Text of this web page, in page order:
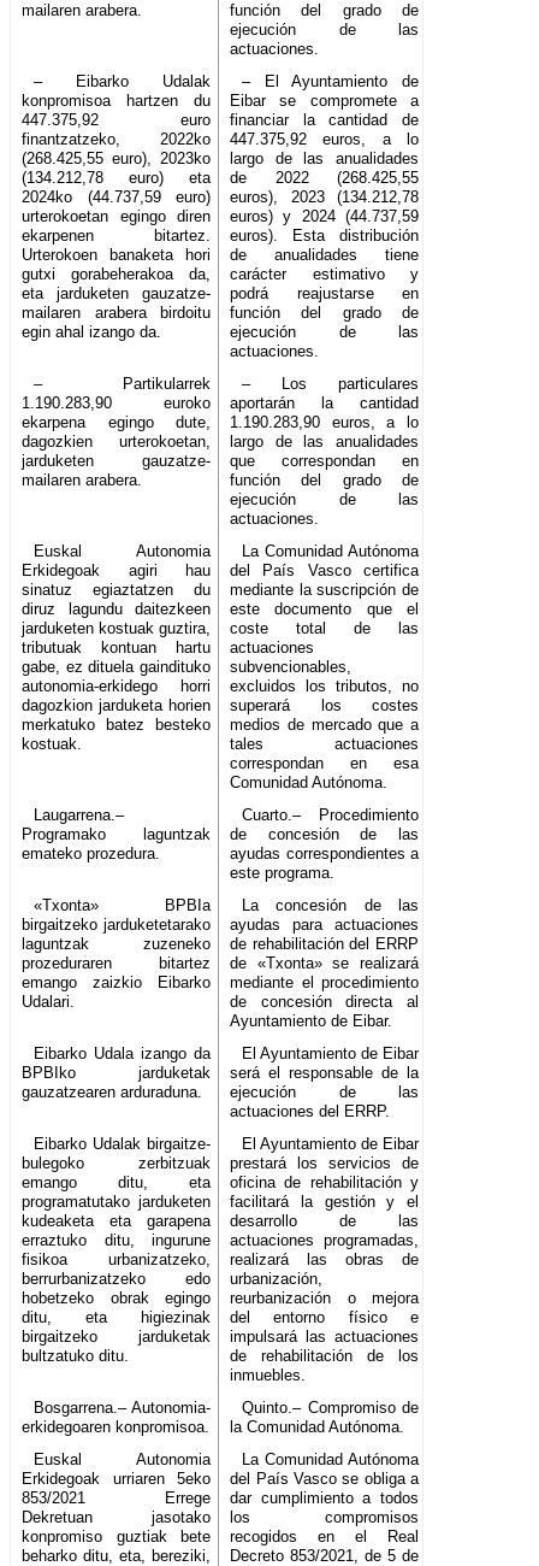
mailaren arabera.
función del grado de
ejecución de las
actuaciones.
– Eibarko Udalak
konpromisoa hartzen du
447.375,92 euro
finantzatzeko, 2022ko
(268.425,55 euro), 2023ko
(134.212,78 euro) eta
2024ko (44.737,59 euro)
urterokoetan egingo diren
ekarpenen bitartez.
Urterokoen banaketa hori
gutxi gorabeherakoa da,
eta jarduketen gauzatze-
mailaren arabera birdoitu
egin ahal izango da.
– El Ayuntamiento de
Eibar se compromete a
financiar la cantidad de
447.375,92 euros, a lo
largo de las anualidades
de 2022 (268.425,55
euros), 2023 (134.212,78
euros) y 2024 (44.737,59
euros). Esta distribución
de anualidades tiene
carácter estimativo y
podrá reajustarse en
función del grado de
ejecución de las
actuaciones.
– Partikularrek
1.190.283,90 euroko
ekarpena egingo dute,
dagozkien urterokoetan,
jarduketen gauzatze-
mailaren arabera.
– Los particulares
aportarán la cantidad
1.190.283,90 euros, a lo
largo de las anualidades
que correspondan en
función del grado de
ejecución de las
actuaciones.
Euskal Autonomia
Erkidegoak agiri hau
sinatuz egiaztatzen du
diruz lagundu daitezkeen
jarduketen kostuak guztira,
tributuak kontuan hartu
gabe, ez dituela gaindituko
autonomia-erkidego horri
dagozkion jarduketa horien
merkatuko batez besteko
kostuak.
La Comunidad Autónoma
del País Vasco certifica
mediante la suscripción de
este documento que el
coste total de las
actuaciones
subvencionables,
excluidos los tributos, no
superará los costes
medios de mercado que a
tales actuaciones
correspondan en esa
Comunidad Autónoma.
Laugarrena.–
Programako laguntzak
emateko prozedura.
Cuarto.– Procedimiento
de concesión de las
ayudas correspondientes a
este programa.
«Txonta» BPBIa
birgaitzeko jarduketetarako
laguntzak zuzeneko
prozeduraren bitartez
emango zaizkio Eibarko
Udalari.
La concesión de las
ayudas para actuaciones
de rehabilitación del ERRP
de «Txonta» se realizará
mediante el procedimiento
de concesión directa al
Ayuntamiento de Eibar.
Eibarko Udala izango da
BPBIko jarduketak
gauzatzearen arduraduna.
El Ayuntamiento de Eibar
será el responsable de la
ejecución de las
actuaciones del ERRP.
Eibarko Udalak birgaitze-
bulegoko zerbitzuak
emango ditu, eta
programatutako jarduketen
kudeaketa eta garapena
erraztuko ditu, ingurune
fisikoa urbanizatzeko,
berrurbanizatzeko edo
hobetzeko obrak egingo
ditu, eta higiezinak
birgaitzeko jarduketak
bultzatuko ditu.
El Ayuntamiento de Eibar
prestará los servicios de
oficina de rehabilitación y
facilitará la gestión y el
desarrollo de las
actuaciones programadas,
realizará las obras de
urbanización,
reurbanización o mejora
del entorno físico e
impulsará las actuaciones
de rehabilitación de los
inmuebles.
Bosgarrena.– Autonomia-
erkidegoaren konpromisoa.
Quinto.– Compromiso de
la Comunidad Autónoma.
Euskal Autonomia
Erkidegoak urriaren 5eko
853/2021 Errege
Dekretuan jasotako
konpromiso guztiak bete
beharko ditu, eta, bereziki,
La Comunidad Autónoma
del País Vasco se obliga a
dar cumplimiento a todos
los compromisos
recogidos en el Real
Decreto 853/2021, de 5 de